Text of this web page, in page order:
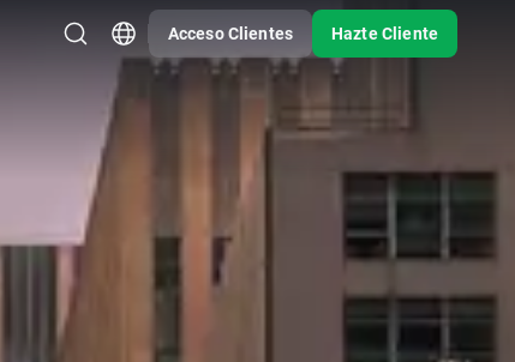
Acceso Clientes Hazte Cliente